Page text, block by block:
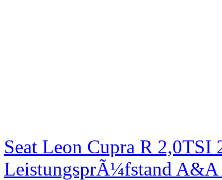
Seat Leon Cupra R
LeistungsprÃ¼fstand